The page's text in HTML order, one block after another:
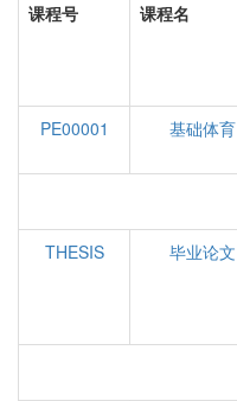
课程号 课程名
PE00001
基础体育
THESIS 毕业论文